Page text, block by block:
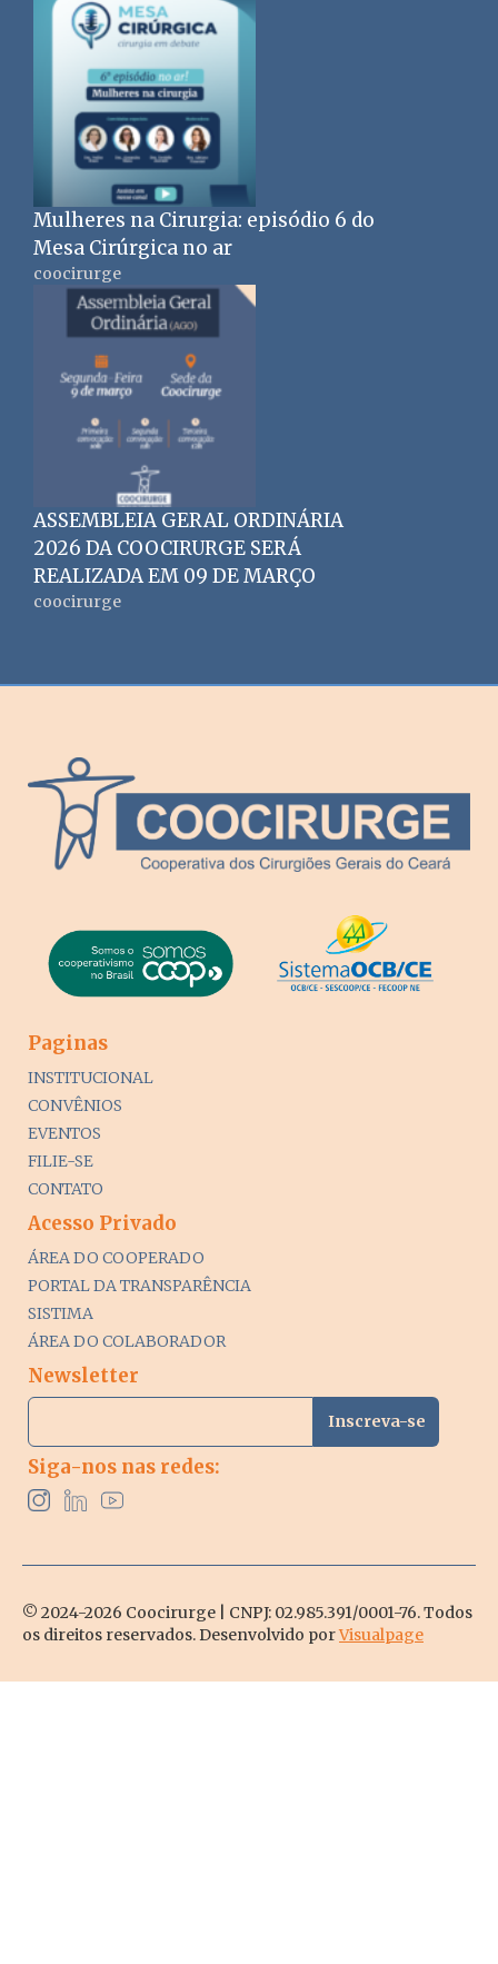
Mulheres na Cirurgia: episódio 6 do
Mesa Cirúrgica no ar
coocirurge
ASSEMBLEIA GERAL ORDINÁRIA
2026 DA COOCIRURGE SERÁ
REALIZADA EM 09 DE MARÇO
coocirurge
Paginas
INSTITUCIONAL
CONVÊNIOS
EVENTOS
FILIE-SE
CONTATO
Acesso Privado
ÁREA DO COOPERADO
PORTAL DA TRANSPARÊNCIA
SISTIMA
ÁREA DO COLABORADOR
Newsletter
Siga-nos nas redes:
© 2024-2026 Coocirurge | CNPJ: 02.985.391/0001-76. Todos
os direitos reservados. Desenvolvido porVisualpage